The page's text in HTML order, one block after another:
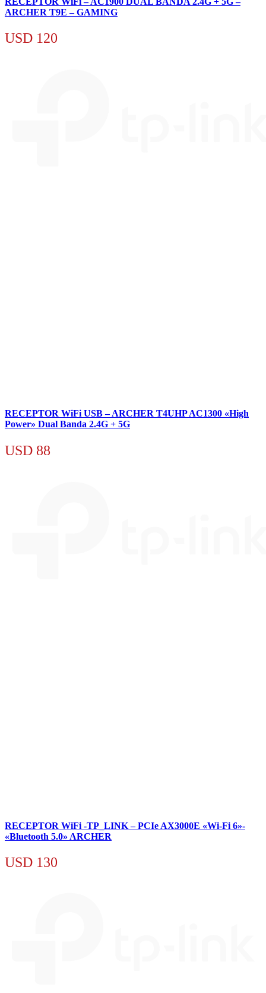
ARCHER T9E – GAMING
USD 120
RECEPTOR WiFi USB – ARCHER T4UHP AC1300 «High
Power» Dual Banda 2.4G + 5G
USD 88
RECEPTOR WiFi -TP_LINK – PCIe AX3000E «Wi-Fi 6»-
«Bluetooth 5.0» ARCHER
USD 130